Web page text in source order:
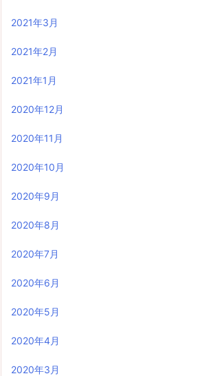
2021年3月
2021年2月
2021年1月
2020年12月
2020年11月
2020年10月
2020年9月
2020年8月
2020年7月
2020年6月
2020年5月
2020年4月
2020年3月